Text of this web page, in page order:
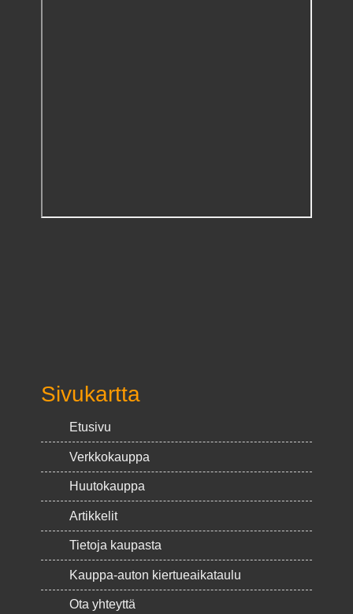
Sivukartta
Etusivu
Verkkokauppa
Huutokauppa
Artikkelit
Tietoja kaupasta
Kauppa-auton kiertueaikataulu
Ota yhteyttä